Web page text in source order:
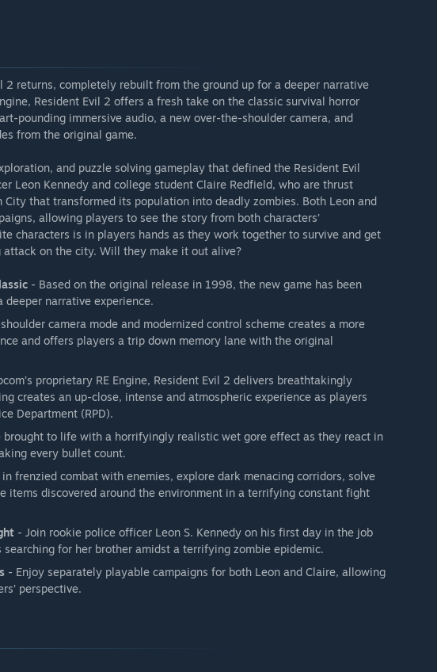
2 returns, completely rebuilt from the ground up for a deeper narrative
Resident Evil 2 offers a fresh take on the classic survival horror
pounding immersive audio, a new over-the-shoulder camera, and
from the original game.
and puzzle solving gameplay that defined the Resident Evil
Leon Kennedy and college student Claire Redfield, who are thrust
that transformed its population into deadly zombies. Both Leon and
allowing players to see the story from both characters’
characters is in players hands as they work together to survive and get
on the city. Will they make it out alive?
- Based on the original release in 1998, the new game has been
narrative experience.
camera mode and modernized control scheme creates a more
and offers players a trip down memory lane with the original
proprietary RE Engine, Resident Evil 2 delivers breathtakingly
creates an up-close, intense and atmospheric experience as players
Department (RPD).
brought to life with a horrifyingly realistic wet gore effect as they react in
every bullet count.
in frenzied combat with enemies, explore dark menacing corridors, solve
items discovered around the environment in a terrifying constant fight
- Join rookie police officer Leon S. Kennedy on his first day in the job
for her brother amidst a terrifying zombie epidemic.
- Enjoy separately playable campaigns for both Leon and Claire, allowing
perspective.